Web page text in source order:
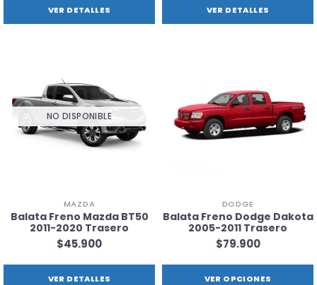
VER DETALLES VER DETALLES
NO DISPONIBLE
MAZDA
Balata Freno Mazda BT50
2011-2020 Trasero
$45.900
VER DETALLES
DODGE
Balata Freno Dodge Dakota
2005-2011 Trasero
$79.900
VER OPCIONES